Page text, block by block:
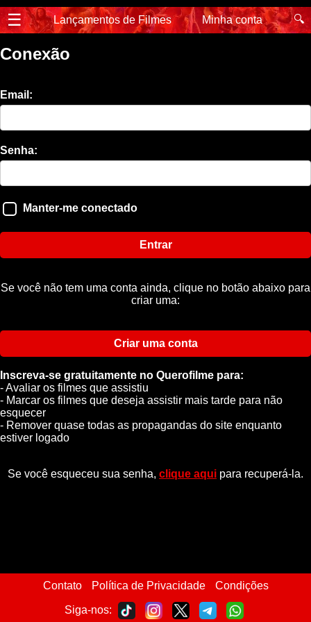
☰ Lançamentos de Filmes Minha conta 🔍
Conexão
Email:
Senha:
Manter-me conectado
Entrar
Se você não tem uma conta ainda, clique no botão abaixo para
criar uma:
Criar uma conta
Inscreva-se gratuitamente no Querofilme para:
- Avaliar os filmes que assistiu
- Marcar os filmes que deseja assistir mais tarde para não
esquecer
- Remover quase todas as propagandas do site enquanto
estiver logado
Se você esqueceu sua senha, clique aqui para recuperá-la.
Contato Política de Privacidade Condições
Siga-nos: